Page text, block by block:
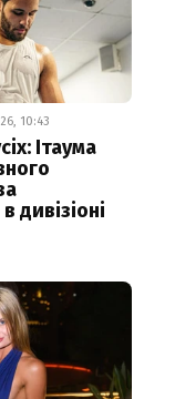
10:43
Ітаума
дивізіоні